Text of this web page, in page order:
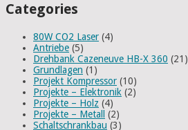
Categories
80W CO2 Laser (4)
Antriebe (5)
Drehbank Cazeneuve HB-X 360 (21)
Grundlagen (1)
Projekt Kompressor (10)
Projekte – Elektronik (2)
Projekte – Holz (4)
Projekte – Metall
(2)
Schaltschrankbau (3)